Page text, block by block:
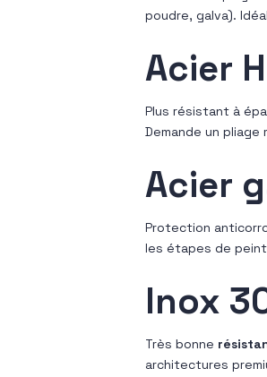
poudre, galva).
Acier
Plus résistant à
Demande un
Acier
Protection
les étapes de
Inox
Très bonne
architectures